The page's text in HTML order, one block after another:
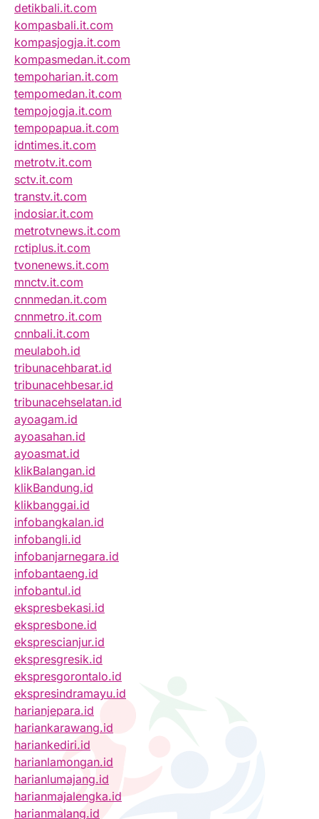
detikbali.it.com
kompasbali.it.com
kompasjogja.it.com
kompasmedan.it.com
tempoharian.it.com
tempomedan.it.com
tempojogja.it.com
tempopapua.it.com
idntimes.it.com
metrotv.it.com
sctv.it.com
transtv.it.com
indosiar.it.com
metrotvnews.it.com
rctiplus.it.com
tvonenews.it.com
mnctv.it.com
cnnmedan.it.com
cnnmetro.it.com
cnnbali.it.com
meulaboh.id
tribunacehbarat.id
tribunacehbesar.id
tribunacehselatan.id
ayoagam.id
ayoasahan.id
ayoasmat.id
klikBalangan.id
klikBandung.id
klikbanggai.id
infobangkalan.id
infobangli.id
infobanjarnegara.id
infobantaeng.id
infobantul.id
ekspresbekasi.id
ekspresbone.id
eksprescianjur.id
ekspresgresik.id
ekspresgorontalo.id
ekspresindramayu.id
harianjepara.id
hariankarawang.id
hariankediri.id
harianlamongan.id
harianlumajang.id
harianmajalengka.id
harianmalang.id